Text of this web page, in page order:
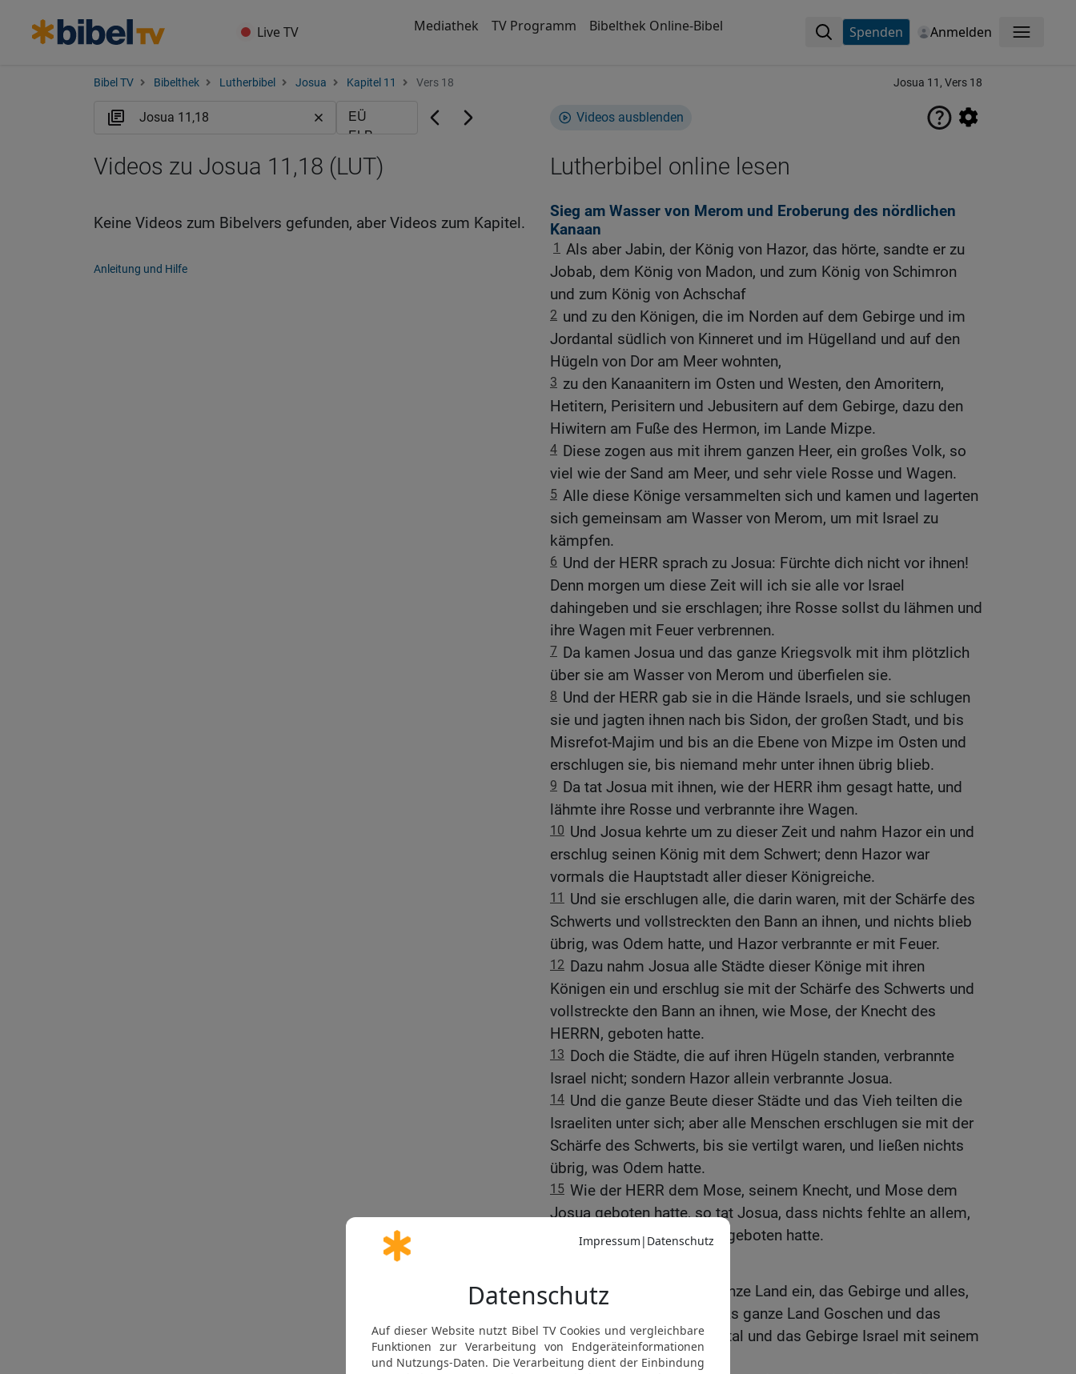
Live TV Mediathek TV Programm Bibelthek Online-Bibel Spenden Anmelden Menü
Bibel TV Bibelthek Lutherbibel Josua Kapitel 11 Vers 18 Josua 11, Vers 18
Videos ausblenden
Lutherbibel online lesen
Sieg am Wasser von Merom und Eroberung des nördlichen
Kanaan
1 Als aber Jabin, der König von Hazor, das hörte, sandte er zu
Jobab, dem König von Madon, und zum König von Schimron
und zum König von Achschaf
2 und zu den Königen, die im Norden auf dem Gebirge und im
Jordantal südlich von Kinneret und im Hügelland und auf den
Hügeln von Dor am Meer wohnten,
3 zu den Kanaanitern im Osten und Westen, den Amoritern,
Hetitern, Perisitern und Jebusitern auf dem Gebirge, dazu den
Hiwitern am Fuße des Hermon, im Lande Mizpe.
4 Diese zogen aus mit ihrem ganzen Heer, ein großes Volk, so
viel wie der Sand am Meer, und sehr viele Rosse und Wagen.
5 Alle diese Könige versammelten sich und kamen und lagerten
sich gemeinsam am Wasser von Merom, um mit Israel zu
kämpfen.
6 Und der HERR sprach zu Josua: Fürchte dich nicht vor ihnen!
Denn morgen um diese Zeit will ich sie alle vor Israel
dahingeben und sie erschlagen; ihre Rosse sollst du lähmen und
ihre Wagen mit Feuer verbrennen.
7 Da kamen Josua und das ganze Kriegsvolk mit ihm plötzlich
über sie am Wasser von Merom und überfielen sie.
8 Und der HERR gab sie in die Hände Israels, und sie schlugen
sie und jagten ihnen nach bis Sidon, der großen Stadt, und bis
Misrefot-Majim und bis an die Ebene von Mizpe im Osten und
erschlugen sie, bis niemand mehr unter ihnen übrig blieb.
9 Da tat Josua mit ihnen, wie der HERR ihm gesagt hatte, und
lähmte ihre Rosse und verbrannte ihre Wagen.
10 Und Josua kehrte um zu dieser Zeit und nahm Hazor ein und
erschlug seinen König mit dem Schwert; denn Hazor war
vormals die Hauptstadt aller dieser Königreiche.
11
Und sie erschlugen alle, die darin waren, mit der Schärfe des
Schwerts und vollstreckten den Bann an ihnen, und nichts blieb
übrig, was Odem hatte, und Hazor verbrannte er mit Feuer.
12 Dazu nahm Josua alle Städte dieser Könige mit ihren
Königen ein und erschlug sie mit der Schärfe des Schwerts und
vollstreckte den Bann an ihnen, wie Mose, der Knecht des
HERRN, geboten hatte.
13 Doch die Städte, die auf ihren Hügeln standen, verbrannte
Israel nicht; sondern Hazor allein verbrannte Josua.
14 Und die ganze Beute dieser Städte und das Vieh teilten die
Israeliten unter sich; aber alle Menschen erschlugen sie mit der
Schärfe des Schwerts, bis sie vertilgt waren, und ließen nichts
übrig, was Odem hatte.
15 Wie der HERR dem Mose, seinem Knecht, und Mose dem
Josua geboten hatte, so tat Josua, dass nichts fehlte an allem,
was der HERR dem Mose geboten hatte.
16 So nahm Josua dies ganze Land ein, das Gebirge und alles,
was im Süden liegt, und das ganze Land Goschen und das
Hügelland und das Jordantal und das Gebirge Israel mit seinem
Hügelland,
Videos zu Josua 11,18 (LUT)
Keine Videos zum Bibelvers gefunden, aber Videos zum Kapitel.
Anleitung und Hilfe